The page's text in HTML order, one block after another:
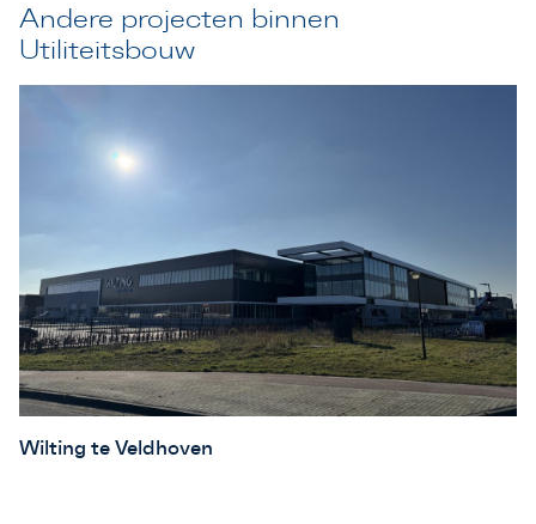
Andere projecten binnen
Utiliteitsbouw
Wilting te Veldhoven